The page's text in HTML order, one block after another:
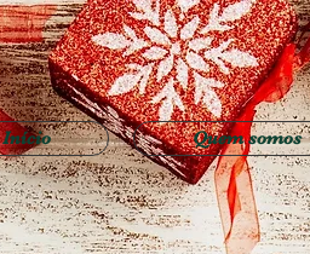
Início Quem somos